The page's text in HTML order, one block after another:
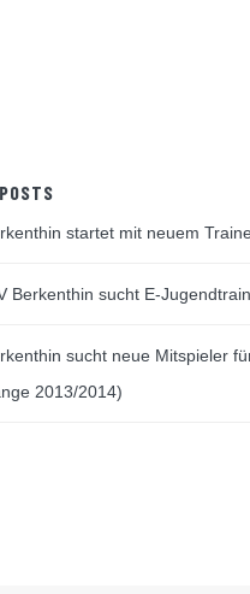
startet mit neuem
Berkenthin sucht E-
sucht neue Mitspieler
2013/2014)